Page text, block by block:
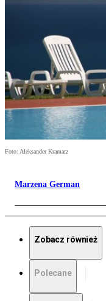
Foto: Aleksander Kramarz
Marzena German
Zobacz również
Polecane